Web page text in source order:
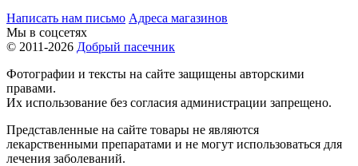
Написать нам письмо Адреса магазинов
Мы в соцсетях
© 2011-2026 Добрый пасечник
Фотографии и тексты на сайте защищены авторскими
правами.
Их использование без согласия администрации запрещено.
Представленные на сайте товары не являются
лекарственными препаратами и не могут использоваться для
лечения заболеваний.